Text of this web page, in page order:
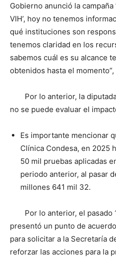
Gobierno anunció la campaña
VIH’, hoy no tenemos
qué instituciones son
tenemos claridad en los
sabemos cuál es su alcance
obtenidos hasta el
Por lo anterior, la
no se puede evaluar el
Es importante mencionar
Clínica Condesa, en 2025
50 mil pruebas aplicadas
periodo anterior, al pasar
millones 641 mil 32.
Por lo anterior, el pasado
presentó un punto de
para solicitar a la Secretaría
reforzar las acciones para la